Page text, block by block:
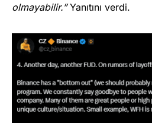
olmayabilir.”Yanıtını verdi.